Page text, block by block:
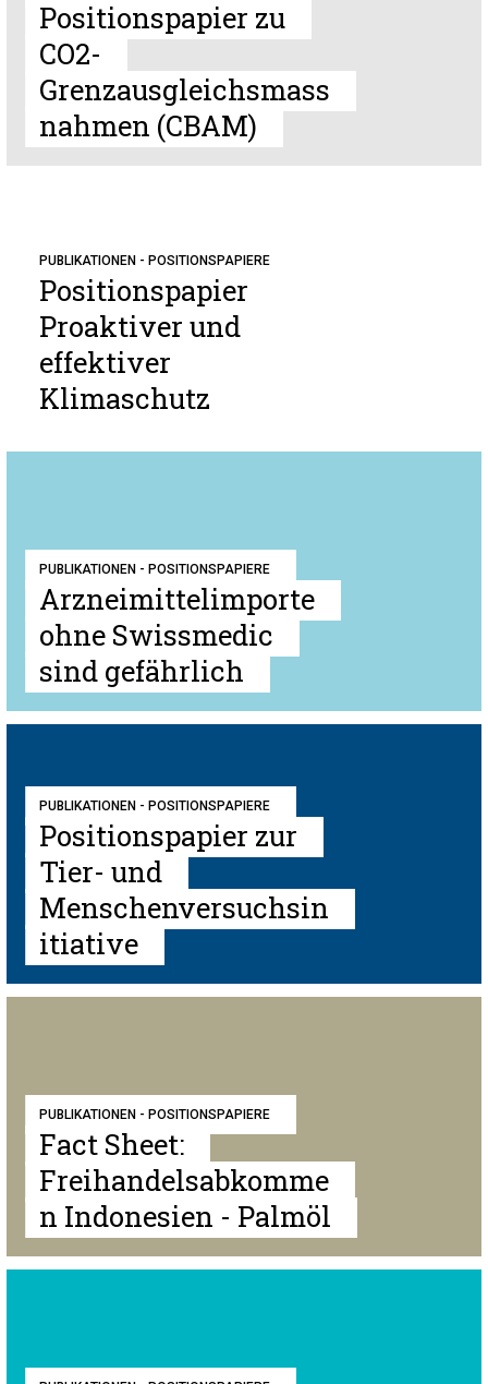
Positionspapier zu
CO2-
Grenzausgleichsmass
nahmen (CBAM)
PUBLIKATIONEN - POSITIONSPAPIERE
Positionspapier
Proaktiver und
effektiver
Klimaschutz
PUBLIKATIONEN - POSITIONSPAPIERE
Arzneimittelimporte
ohne Swissmedic
sind gefährlich
PUBLIKATIONEN - POSITIONSPAPIERE
Positionspapier zur
Tier- und
Menschenversuchsin
itiative
PUBLIKATIONEN - POSITIONSPAPIERE
Fact Sheet:
Freihandelsabkomme
n Indonesien - Palmöl